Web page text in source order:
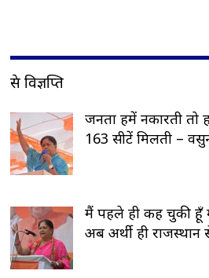
प्रेस विज्ञप्ति
जनता हमें नकारती तो
163 सीटें मिलती –
मैं पहले ही कह चुकी हूँ
अब अर्थी ही राजस्थान